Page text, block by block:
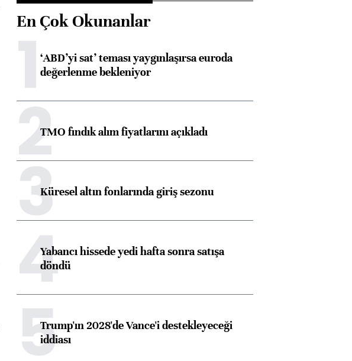
En Çok Okunanlar
1‘ABD’yi sat’ teması yaygınlaşırsa euroda
değerlenme bekleniyor
2TMO fındık alım fiyatlarını açıkladı
3Küresel altın fonlarında giriş sezonu
4Yabancı hissede yedi hafta sonra satışa
döndü
5Trump'ın 2028'de Vance'i destekleyeceği
iddiası